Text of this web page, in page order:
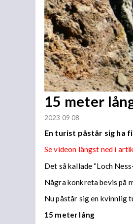
15 meter
2023 09 08
En turist påstår sig ha
Se videon längst ned i
Det så kallade “Loch
Några konkreta bevis på
Nu påstår sig en kvinnlig
15 meter lång